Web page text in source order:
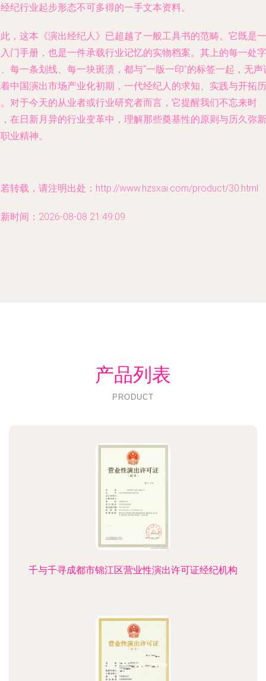
纪行业起步形态不可多得的一手文本资料。
，这本《演出经纪人》已超越了一般工具书的范畴。它既是一
门手册，也是一件承载行业记忆的实物档案。其上的每一处字
每一条划线、每一块斑渍，都与“一版一印”的标签一起，无声
中国演出市场产业化初期，一代经纪人的求知、实践与开拓历
对于今天的从业者或行业研究者而言，它提醒我们不忘来时
在日新月异的行业变革中，理解那些奠基性的原则与历久弥新
业精神。
转载，请注明出处：http://www.hzsxai.com/product/30.html
时间：2026-08-08 21:49:09
产品列表
PRODUCT
千与千寻成都市锦江区营业性演出许可证经纪机构